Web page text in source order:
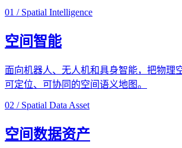
01 / Spatial Intelligence
空间智能
面向机器人、无人机和具身智能，把物理
可定位、可协同的空间语义地图。
02 / Spatial Data Asset
空间数据资产